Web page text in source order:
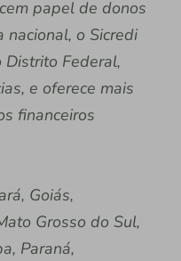
papel de donos
nacional, o Sicredi
Federal,
e oferece mais
financeiros
Goiás,
Grosso do Sul,
Paraná,